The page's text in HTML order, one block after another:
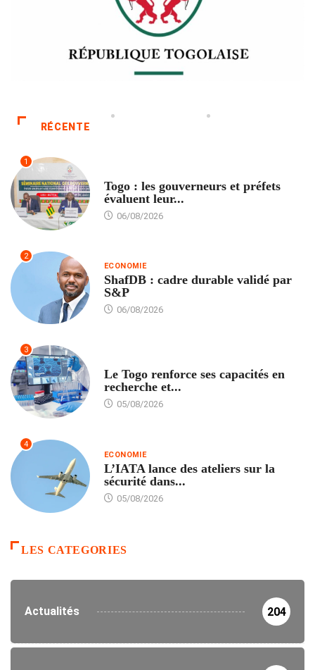
RÉCENTE
1
Togo : les gouverneurs et préfets
évaluent leur...
06/08/2026
2
ECONOMIE
ShafDB : cadre durable validé par
S&P
06/08/2026
3
Le Togo renforce ses capacités en
recherche et...
05/08/2026
4
ECONOMIE
L’IATA lance des ateliers sur la
sécurité dans...
05/08/2026
LES CATEGORIES
Actualités 204